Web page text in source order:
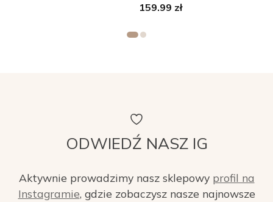
159.99 zł
ODWIEDŹ NASZ IG
Aktywnie prowadzimy nasz sklepowy profil na
Instagramie, gdzie zobaczysz nasze najnowsze